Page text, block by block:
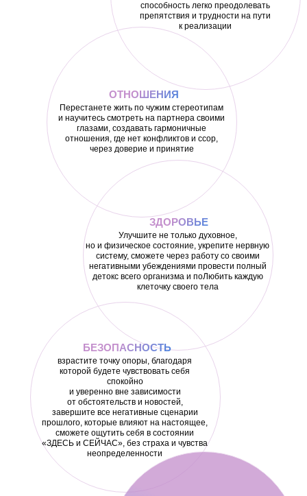
ОТНОШЕНИЯ
Перестанете жить по чужим стереотипам
и научитесь смотреть на партнера своими
глазами, создавать гармоничные
отношения, где нет конфликтов и ссор,
через доверие и принятие
способность легко преодолевать
препятствия и трудности на пути
к реализации
ЗДОРОВЬЕ
Улучшите не только духовное,
но и физическое состояние, укрепите нервную
систему, сможете через работу со своими
негативными убеждениями провести полный
детокс всего организма и поЛюбить каждую
клеточку своего тела
БЕЗОПАСНОСТЬ
взрастите точку опоры, благодаря
которой будете чувствовать себя
спокойно
и уверенно вне зависимости
от обстоятельств и новостей,
завершите все негативные сценарии
прошлого, которые влияют на настоящее,
сможете ощутить себя в состоянии
«ЗДЕСЬ и СЕЙЧАС», без страха и чувства
неопределенности